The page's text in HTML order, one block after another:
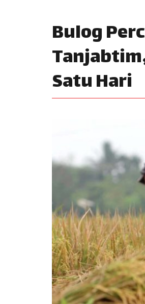
Bulog
Satu Hari